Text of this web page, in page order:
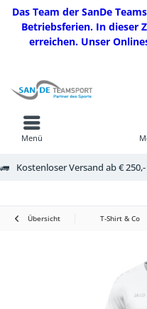
Das Team der SanDe
Betriebsferien. In dieser
erreichen. Unser
Kostenloser Versand ab €
Menü
Übersicht T-Shirt & Co